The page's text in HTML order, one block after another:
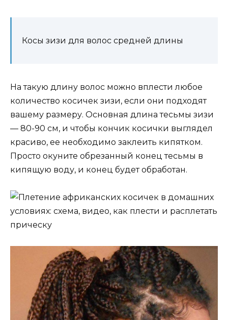
Косы зизи для волос средней длины
На такую ​​длину волос можно вплести любое
количество косичек зизи, если они подходят
вашему размеру. Основная длина тесьмы зизи
— 80-90 см, и чтобы кончик косички выглядел
красиво, ее необходимо заклеить кипятком.
Просто окуните обрезанный конец тесьмы в
кипящую воду, и конец будет обработан.